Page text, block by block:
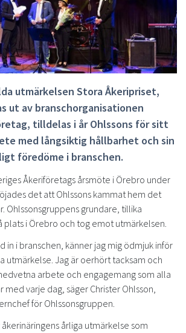
utmärkelsen Stora Åkeripriset,
ut av branschorganisationen
tilldelas i år Ohlssons för sitt
med långsiktig hållbarhet och sin
föredöme i branschen.
Åkeriföretags årsmöte i Örebro under
det att Ohlssons kammat hem det
Ohlssonsgruppens grundare, tillika
plats i Örebro och tog emot utmärkelsen.
in i branschen, känner jag mig ödmjuk inför
utmärkelse. Jag är oerhört tacksam och
arbete och engagemang som alla
varje dag, säger Christer Ohlsson,
för Ohlssonsgruppen.
årliga utmärkelse som